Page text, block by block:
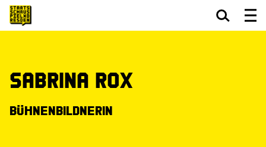
Sabrina Rox
Bühnenbildnerin